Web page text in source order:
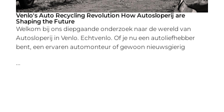
Venlo's Auto Recycling Revolution How Autosloperij are
Shaping the Future
Welkom bij ons diepgaande onderzoek naar de wereld van
Autosloperij in Venlo. Echtvenlo. Of je nu een autoliefhebber
bent, een ervaren automonteur of gewoon nieuwsgierig
...